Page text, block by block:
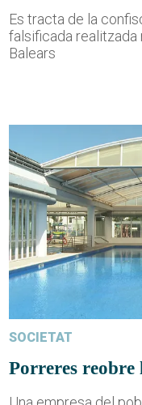
Es tracta de la
falsificada realitzada
Balears
SOCIETAT
Porreres